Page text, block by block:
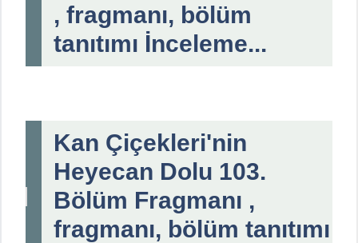
, fragmanı, bölüm
tanıtımı İnceleme...
Kan Çiçekleri'nin
Heyecan Dolu 103.
Bölüm Fragmanı ,
fragmanı, bölüm tanıtımı